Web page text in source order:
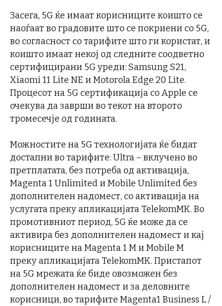
Засега, 5G ќе имаат корисниците коишто се
наоѓаат во градовите што се покриени со 5G,
во согласност со тарифите што ги користат, и
коишто имаат некој од следните соодветно
сертифицирани 5G уреди: Samsung S21,
Xiaomi 11 Lite NE и Motorola Edge 20 Lite.
Процесот на 5G сертификација со Apple се
очекува да заврши во текот на второто
тромесечје од годината.
Можностите на 5G технологијата ќе бидат
достапни во тарифите: Ultra – вклученo во
претплатата, без потреба од активација,
Magenta 1 Unlimited и Mobile Unlimited без
дополнителен надомест, со активација на
услугата преку апликацијата TelekomMK. Во
промотивниот период, 5G ќе може да се
активира без дополнителен надомест и кај
корисниците на Magenta 1 M и Mobile M
преку апликацијата TelekomMK. Пристапот
на 5G мрежата ќе биде овозможен без
дополнителен надомест и за деловните
корисници, во тарифите Magenta1 Business L /